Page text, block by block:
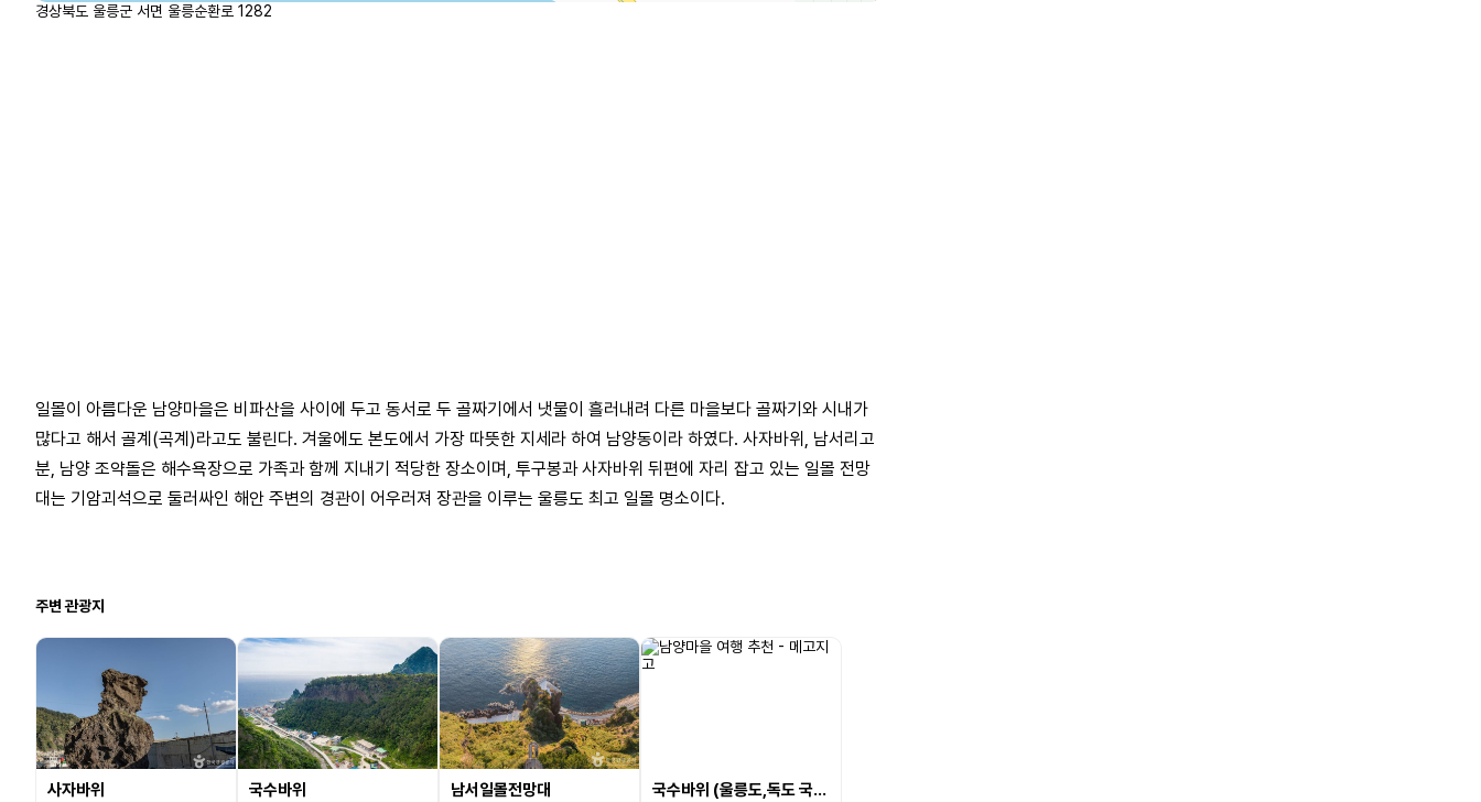
경상북도 울릉군 서면 울릉순환로 1282
일몰이 아름다운 남양마을은 비파산을 사이에 두고 동서로 두 골짜기에서 냇물이 흘러내려 다른 마을보다 골짜기와 시내가
많다고 해서 골계(곡계)라고도 불린다. 겨울에도 본도에서 가장 따뜻한 지세라 하여 남양동이라 하였다. 사자바위, 남서리고
분, 남양 조약돌은 해수욕장으로 가족과 함께 지내기 적당한 장소이며, 투구봉과 사자바위 뒤편에 자리 잡고 있는 일몰 전망
대는 기암괴석으로 둘러싸인 해안 주변의 경관이 어우러져 장관을 이루는 울릉도 최고 일몰 명소이다.
주변 관광지
사자바위 국수바위 남서일몰전망대 국수바위 (울릉도,독도 국가지질공원)